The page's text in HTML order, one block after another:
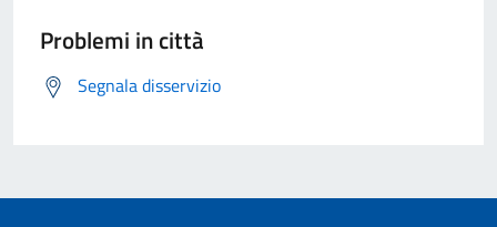
Problemi in città
Segnala disservizio